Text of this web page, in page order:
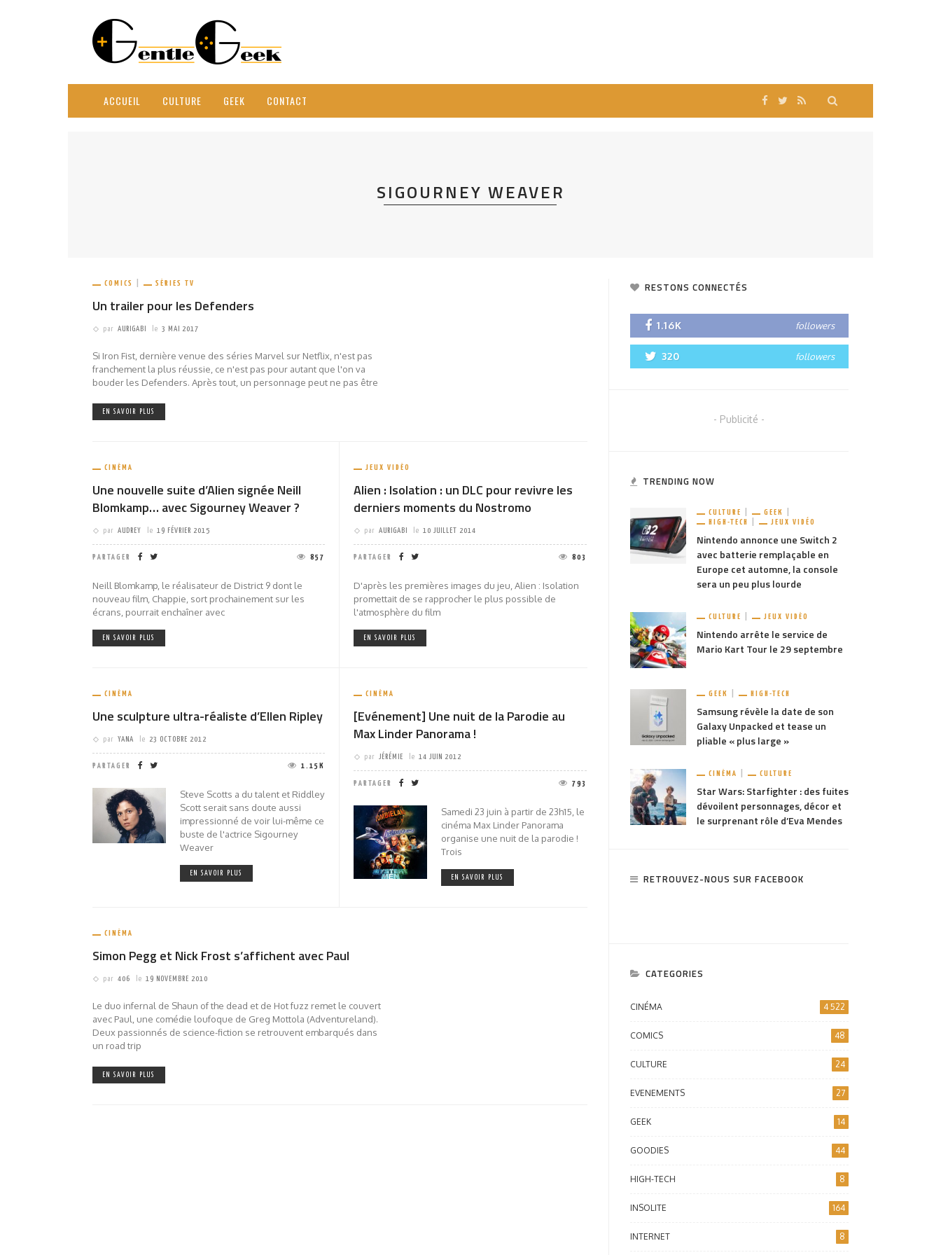
ACCUEIL CULTURE GEEK CONTACT
SIGOURNEY WEAVER
COMICS SÉRIES TV
Un trailer pour les Defenders
par AURIGABI le 3 MAI 2017
Si Iron Fist, dernière venue des séries Marvel sur Netflix, n'est pas
franchement la plus réussie, ce n'est pas pour autant que l'on va
bouder les Defenders. Après tout, un personnage peut ne pas être
EN SAVOIR PLUS
CINÉMA
Une nouvelle suite d’Alien signée Neill
Blomkamp… avec Sigourney Weaver ?
par AUDREY le 19 FÉVRIER 2015
PARTAGER 857
Neill Blomkamp, le réalisateur de District 9 dont le
nouveau film, Chappie, sort prochainement sur les
écrans, pourrait enchaîner avec
EN SAVOIR PLUS
JEUX VIDÉO
Alien : Isolation : un DLC pour revivre les
derniers moments du Nostromo
par AURIGABI le 10 JUILLET 2014
PARTAGER 803
D'après les premières images du jeu, Alien : Isolation
promettait de se rapprocher le plus possible de
l'atmosphère du film
EN SAVOIR PLUS
CINÉMA
Une sculpture ultra-réaliste d’Ellen Ripley
par YANA le 23 OCTOBRE 2012
PARTAGER 1.15K
Steve Scotts a du talent et Riddley
Scott serait sans doute aussi
impressionné de voir lui-même ce
buste de l'actrice Sigourney
Weaver
EN SAVOIR PLUS
CINÉMA
[Evénement] Une nuit de la Parodie au
Max Linder Panorama !
par JÉRÉMIE le 14 JUIN 2012
PARTAGER 793
Samedi 23 juin à partir de 23h15, le
cinéma Max Linder Panorama
organise une nuit de la parodie !
Trois
EN SAVOIR PLUS
CINÉMA
Simon Pegg et Nick Frost s’affichent avec Paul
par 406 le 19 NOVEMBRE 2010
Le duo infernal de Shaun of the dead et de Hot fuzz remet le couvert
avec Paul, une comédie loufoque de Greg Mottola (Adventureland).
Deux passionnés de science-fiction se retrouvent embarqués dans
un road trip
EN SAVOIR PLUS
RESTONS CONNECTÉS
1.16K followers
320 followers
- Publicité -
TRENDING NOW
CULTURE
GEEK
HIGH-TECH
JEUX VIDÉO
Nintendo annonce une Switch 2
avec batterie remplaçable en
Europe cet automne, la console
sera un peu plus lourde
CULTURE JEUX VIDÉO
Nintendo arrête le service de
Mario Kart Tour le 29 septembre
GEEK HIGH-TECH
Samsung révèle la date de son
Galaxy Unpacked et tease un
pliable « plus large »
CINÉMA CULTURE
Star Wars: Starfighter : des fuites
dévoilent personnages, décor et
le surprenant rôle d’Eva Mendes
RETROUVEZ-NOUS SUR FACEBOOK
CATEGORIES
CINÉMA 4 522
COMICS 48
CULTURE 24
EVENEMENTS 27
GEEK 14
GOODIES 44
HIGH-TECH 8
INSOLITE 164
INTERNET 8